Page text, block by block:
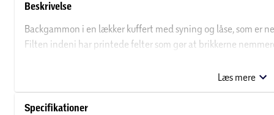
Beskrivelse
Backgammon i en lækker kuffert med syning og låse, som er
Filten indeni har printede felter som gør at brikkerne
Raflebægre, der passer til kuffertens format følger med.
en fordel, når terningerne kastes. Rigtig god spillelyst.
Læs mere
Specifikationer